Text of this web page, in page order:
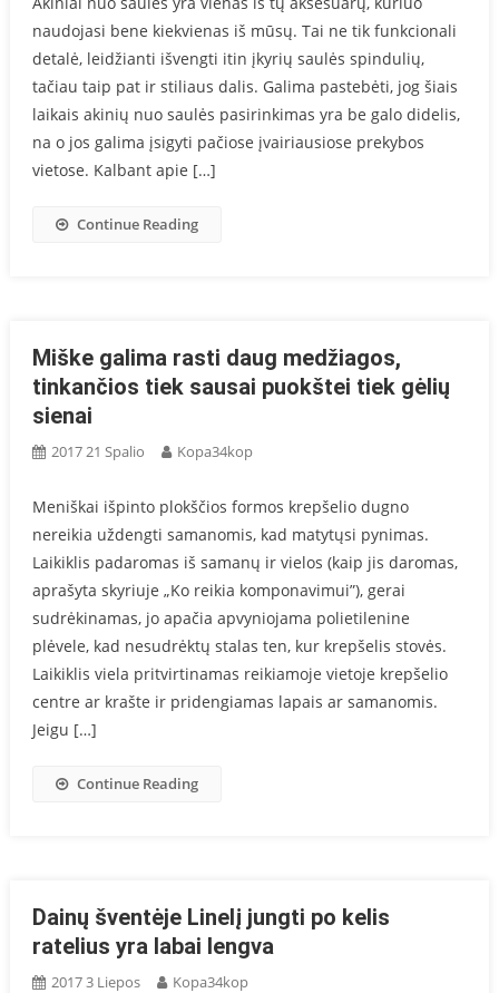
naudojasi bene kiekvienas iš mūsų. Tai ne tik funkcionali
detalė, leidžianti išvengti itin įkyrių saulės spindulių,
tačiau taip pat ir stiliaus dalis. Galima pastebėti, jog šiais
laikais akinių nuo saulės pasirinkimas yra be galo didelis,
na o jos galima įsigyti pačiose įvairiausiose prekybos
vietose. Kalbant apie […]
Continue Reading
Miške galima rasti daug medžiagos,
tinkančios tiek sausai puokštei tiek gėlių
sienai
2017 21 Spalio Kopa34kop
Meniškai išpinto plokščios formos krepšelio dugno
nereikia uždengti samanomis, kad matytųsi pynimas.
Laikiklis padaromas iš samanų ir vielos (kaip jis daromas,
aprašyta skyriuje „Ko reikia komponavimui”), gerai
sudrėkinamas, jo apačia apvyniojama polietilenine
plėvele, kad nesudrėktų stalas ten, kur krepšelis stovės.
Laikiklis viela pritvirtinamas reikiamoje vietoje krepšelio
centre ar krašte ir pridengiamas lapais ar samanomis.
Jeigu […]
Continue Reading
Dainų šventėje Linelį jungti po kelis
ratelius yra labai lengva
2017 3 Liepos Kopa34kop